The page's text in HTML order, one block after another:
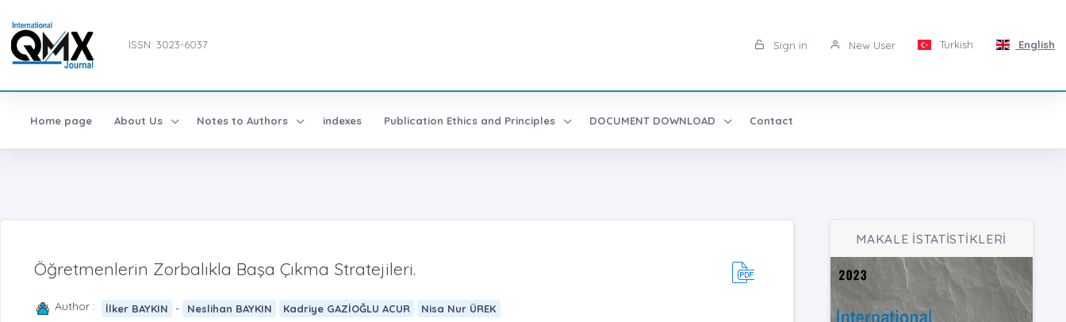
ISSN: 3023-6037 Sign in New User Turkish English
Home page About Us Notes to Authors indexes Publication Ethics and Principles DOCUMENT DOWNLOAD Contact
Öğretmenlerin Zorbalıkla Başa Çıkma Stratejileri.
Author : İlker BAYKIN - Neslihan BAYKIN Kadriye GAZİOĞLU ACUR Nisa Nur ÜREK
MAKALE İSTATİSTİKLERİ